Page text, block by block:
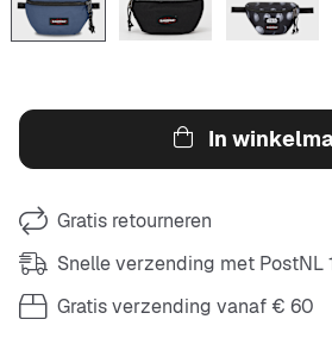
In
Gratis retourneren
Snelle verzending met PostNL
Gratis verzending vanaf € 60